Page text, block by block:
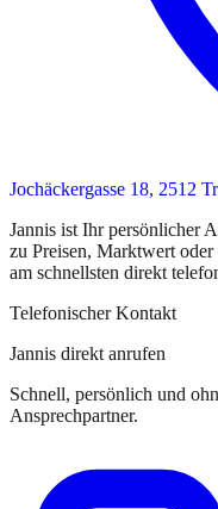
Jochäckergasse 18, 2512
Jannis ist Ihr persönlicher
zu Preisen, Marktwert
am schnellsten direkt
Telefonischer Kontakt
Jannis direkt anrufen
Schnell, persönlich und
Ansprechpartner.